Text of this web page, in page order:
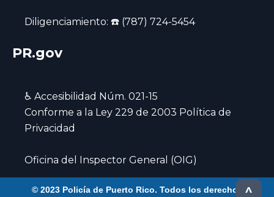
Diligenciamiento: ☎️ (787) 724-5454
PR.gov
♿ Accesibilidad Núm. 021-15
‍Conforme a la Ley 229 de 2003 Política de
Privacidad
Oficina del Inspector General (OIG)
© 2023 Policía de Puerto Rico. Todos los derechos
^